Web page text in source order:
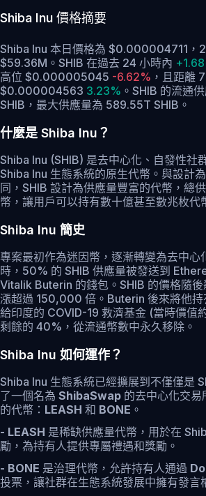
Shiba Inu 價格摘要
Shiba Inu 本日價格為 $0.000004711，
$59.36M。SHIB 在過去 24 小時內
高位 $0.000005045 -6.62% ， 且距離
$0.000004563 3.23% 。 SHIB 的流通
SHIB，最大供應量為 589.55T SHIB。
什麼是 Shiba Inu？
Shiba Inu (SHIB) 是去中心化、自發性社
Shiba Inu 生態系統的原生代幣。與設計
同，SHIB 設計為供應量豐富的代幣，總
幣，讓用戶可以持有數十億甚至數兆枚代
Shiba Inu 簡史
專案最初作為迷因幣，逐漸轉變為去中心
時，50% 的 SHIB 供應量被發送到
Vitalik Buterin 的錢包。SHIB 的價格隨後
漲超過 150,000 倍。Buterin 後來將他持
給印度的 COVID-19 救濟基金 (當時價值
剩餘的 40%，從流通幣數中永久移除。
Shiba Inu 如何運作？
Shiba Inu 生態系統已經擴展到不僅僅是
了一個名為 ShibaSwap 的去中心化交
的代幣： LEASH 和 BONE 。
- LEASH 是稀缺供應量代幣，用於在
勵，為持有人提供專屬禮遇和獎勵。
- BONE 是治理代幣，允許持有人通過
投票，讓社群在生態系統發展中擁有發言